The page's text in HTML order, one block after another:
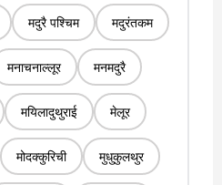
मदुरै पश्चिम मदुरंतकम
मनाचनाल्लूर मनमदुरै
मयिलादुथुराई मेलूर
मोदक्कुरिची मुधुकुलथुर